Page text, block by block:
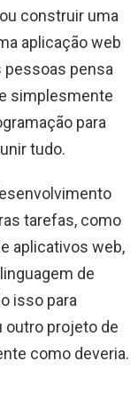
construir uma
aplicação web
pessoas pensa
simplesmente
para
tudo.
tarefas, como
aplicativos web,
de
isso para
outro projeto de
como deveria.